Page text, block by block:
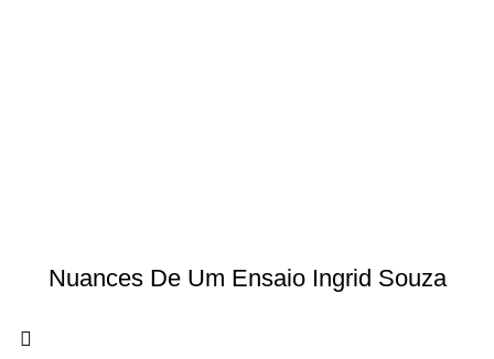
Nuances De Um Ensaio Ingrid Souza